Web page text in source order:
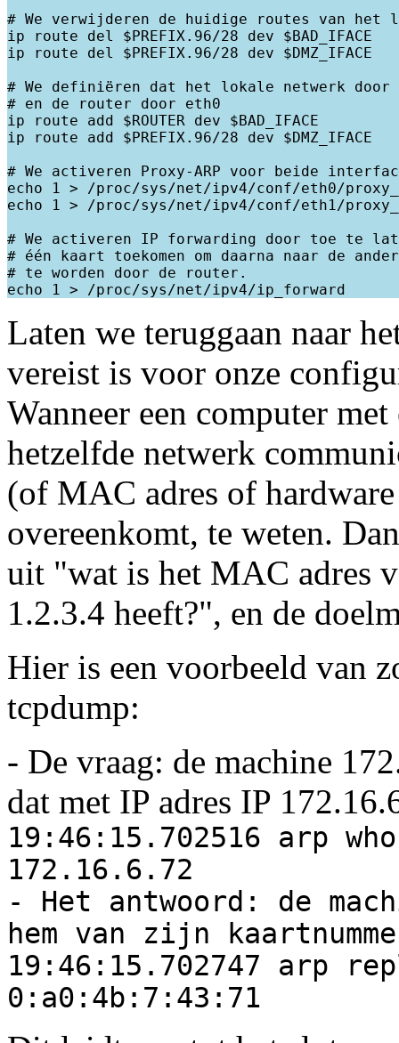
# We verwijderen de huidige routes van het
ip route del $PREFIX.96/28 dev $BAD_IFACE
ip route del $PREFIX.96/28 dev $DMZ_IFACE
# We definiëren dat het lokale netwerk door
# en de router door eth0
ip route add $ROUTER dev $BAD_IFACE
ip route add $PREFIX.96/28 dev $DMZ_IFACE
# We activeren Proxy-ARP voor beide
echo 1 > /proc/sys/net/ipv4/conf/eth0/
echo 1 > /proc/sys/net/ipv4/conf/eth1/
# We activeren IP forwarding door toe te
# één kaart toekomen om daarna naar de
# te worden door de router.
Laten we teruggaan naar
vereist is voor onze
Wanneer een computer
hetzelfde netwerk
(of MAC adres of
overeenkomt, te weten.
uit "wat is het MAC adres
1.2.3.4 heeft?", en de
Hier is een voorbeeld van
tcpdump:
- De vraag: de machine
dat met IP adres IP
19:46:15.702516 arp
172.16.6.72
- Het antwoord: de
hem van zijn
19:46:15.702747 arp
0:a0:4b:7:43:71